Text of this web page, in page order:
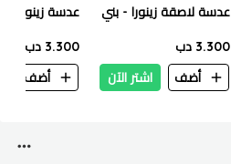
عدسة لاصقة زينورا - بني
3.300 دب
أضف
اشتر الآن
عدسة زينورا -
3.300 دب
أضف